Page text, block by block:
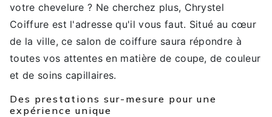
votre chevelure ? Ne cherchez plus, Chrystel
Coiffure est l'adresse qu'il vous faut. Situé au cœur
de la ville, ce salon de coiffure saura répondre à
toutes vos attentes en matière de coupe, de couleur
et de soins capillaires.
Des prestations sur-mesure pour une
expérience unique